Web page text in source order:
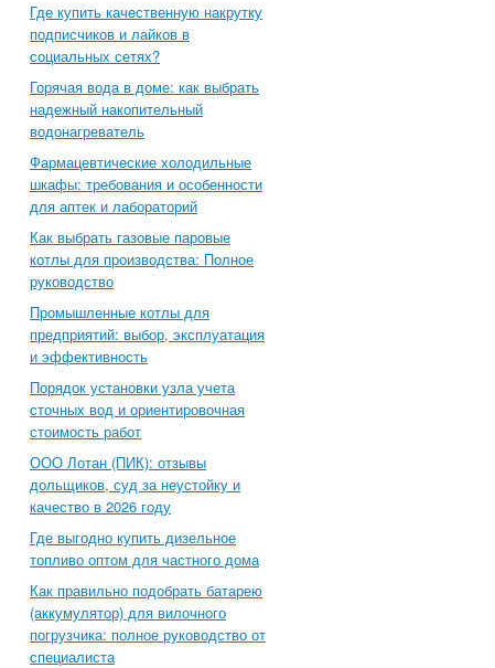
Где купить качественную накрутку
подписчиков и лайков в
социальных сетях?
Горячая вода в доме: как выбрать
надежный накопительный
водонагреватель
Фармацевтические холодильные
шкафы: требования и особенности
для аптек и лабораторий
Как выбрать газовые паровые
котлы для производства: Полное
руководство
Промышленные котлы для
предприятий: выбор, эксплуатация
и эффективность
Порядок установки узла учета
сточных вод и ориентировочная
стоимость работ
ООО Лотан (ПИК): отзывы
дольщиков, суд за неустойку и
качество в 2026 году
Где выгодно купить дизельное
топливо оптом для частного дома
Как правильно подобрать батарею
(аккумулятор) для вилочного
погрузчика: полное руководство от
специалиста